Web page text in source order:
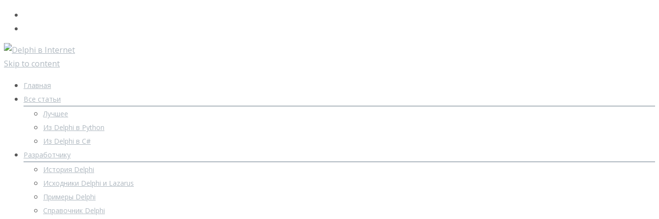
Skip to content
Главная
Все статьи
Лучшее
Из Delphi в Python
Из Delphi в C#
Разработчику
История Delphi
Исходники Delphi и Lazarus
Примеры Delphi
Справочник Delphi